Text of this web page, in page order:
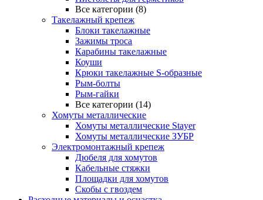
Все категории (8)
Такелажный крепеж
Блоки такелажные
Зажимы троса
Карабины такелажные
Коуши
Крюки такелажные S-образные
Рым-болты
Рым-гайки
Все категории (14)
Хомуты металлические
Хомуты металлические Stayer
Хомуты металлические ЗУБР
Электромонтажный крепеж
Дюбеля для хомутов
Кабельные стяжки
Площадки для хомутов
Скобы с гвоздем